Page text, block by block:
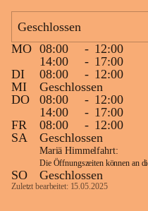
Geschlossen
MO 08:00 - 12:00
14:00
- 17:00
DI
08:00 - 12:00
MI
Geschlossen
DO
08:00 - 12:00
14:00
- 17:00
FR
08:00 - 12:00
SA
Geschlossen
Mariä Himmelfahrt:
Die Öffnungszeiten können an
SO Geschlossen
Zuletzt bearbeitet: 15.05.2025